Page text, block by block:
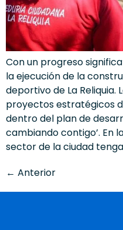
Con un progreso
la ejecución de la
deportivo de La
proyectos estratégicos
dentro del plan de
cambiando contigo’. En
sector de la ciudad
← Anterior